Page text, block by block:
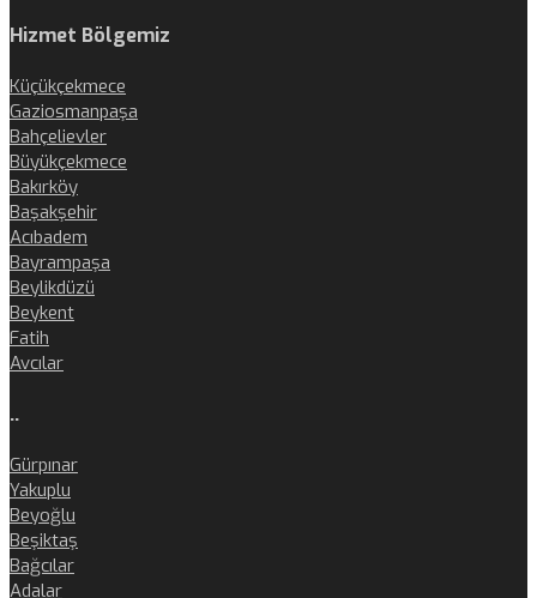
Hizmet Bölgemiz
Küçükçekmece
Gaziosmanpaşa
Bahçelievler
Büyükçekmece
Bakırköy
Başakşehir
Acıbadem
Bayrampaşa
Beylikdüzü
Beykent
Fatih
Avcılar
..
Gürpınar
Yakuplu
Beyoğlu
Beşiktaş
Bağcılar
Adalar